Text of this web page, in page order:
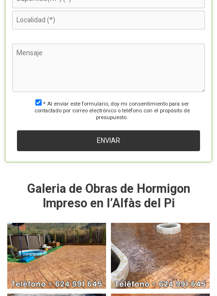
* Al enviar este formulario, doy mi consentimiento para ser
contactado por correo electrónico o teléfono con el propósito de
presupuesto.
Galeria de Obras de Hormigon
Impreso en l’Alfàs del Pi